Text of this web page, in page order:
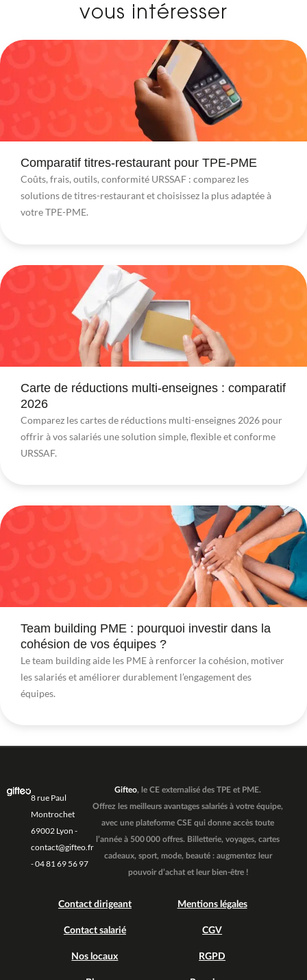
vous intéresser
Comparatif titres-restaurant pour TPE-PME
Coûts, frais, outils, conformité URSSAF : comparez les
solutions de titres-restaurant et choisissez la plus adaptée à
votre TPE-PME.
Carte de réductions multi-enseignes : comparatif
2026
Comparez les cartes de réductions multi-enseignes 2026 pour
offrir à vos salariés une solution simple, flexible et conforme
URSSAF.
Team building PME : pourquoi investir dans la
cohésion de vos équipes ?
Le team building aide les PME à renforcer la cohésion, motiver
les salariés et améliorer durablement l’engagement des
équipes.
8 rue Paul
Montrochet
69002 Lyon -
contact@gifteo.fr
- 04 81 69 56 97
Gifteo, le CE externalisé des TPE et PME.
Offrez les meilleurs avantages salariés à votre équipe,
avec une plateforme CSE qui donne accès toute
l’année à 500 000 offres. Billetterie, voyages, cartes
cadeaux, sport, mode, beauté : augmentez leur
pouvoir d’achat et leur bien-être !
Contact dirigeant
Contact salarié
Nos locaux
Mentions légales
CGV
RGPD